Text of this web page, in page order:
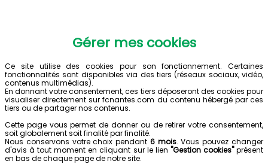
Gérer mes cookies
Ce site utilise des cookies pour son fonctionnement. Certaines
fonctionnalités sont disponibles via des tiers (réseaux sociaux, vidéo,
contenus multimédias).
En donnant votre consentement, ces tiers déposeront des cookies pour
visualiser directement sur fcnantes.com du contenu hébergé par ces
tiers ou de partager nos contenus.
Cette page vous permet de donner ou de retirer votre consentement,
soit globalement soit finalité par finalité.
Nous conservons votre choix pendant 6 mois. Vous pouvez changer
d'avis à tout moment en cliquant sur le lien "Gestion cookies"présent
en bas de chaque page de notre site.